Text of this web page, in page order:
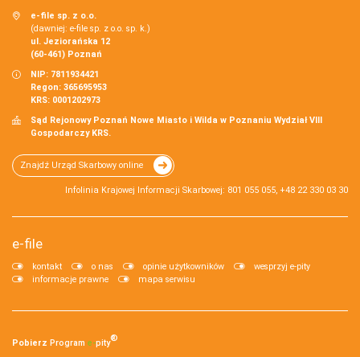
e-file sp. z o.o.
(dawniej: e-file sp. z o.o. sp. k.)
ul. Jeziorańska 12
(60-461) Poznań
NIP: 7811934421
Regon: 365695953
KRS: 0001202973
Sąd Rejonowy Poznań Nowe Miasto i Wilda w Poznaniu Wydział VIII
Gospodarczy KRS.
Znajdź Urząd Skarbowy online
Infolinia Krajowej Informacji Skarbowej: 801 055 055, +48 22 330 03 30
e-file
kontakt o nas opinie użytkowników
wesprzyj e-pity
informacje prawne
mapa serwisu
Pobierz Program e‑pity®